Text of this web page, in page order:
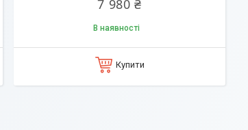
7 980 ₴
В наявності
Купити